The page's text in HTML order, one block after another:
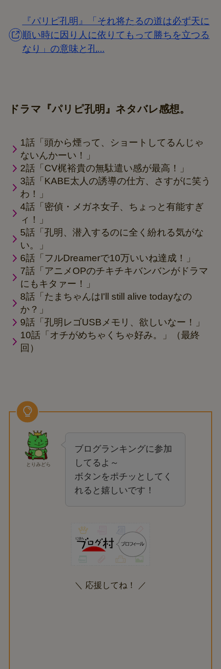
『パリピ孔明』「それ将たるの道は必ず天に
順い時に因り人に依りてもって勝ちを立つる
なり」の意味と孔...
ドラマ『パリピ孔明』ネタバレ感想。
1話「頭から煙って、ショートしてるんじゃ
ないんかーい！」
2話「CV梶裕貴の無駄遣い感が最高！」
3話「KABE太人の誘導の仕方、さすがに笑う
わ！」
4話「密偵・メガネ女子、ちょっと有能すぎ
ィ！」
5話「孔明、潜入するのに全く紛れる気がな
い。」
6話「フルDreamerで10万いいね達成！」
7話「アニメOPのチキチキバンバンがドラマ
にもキタァー！」
8話「たまちゃんはI'll still alive todayなの
か？」
9話「孔明レゴUSBメモリ、欲しいなー！」
10話「オチがめちゃくちゃ好み。」（最終
回）
とりみどら
ブログランキングに参加
してるよ～
ボタンをポチッとしてく
れると嬉しいです！
＼ 応援してね！ ／